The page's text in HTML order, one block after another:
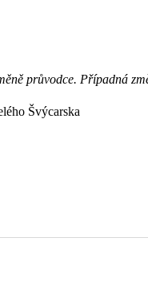
průvodce. Případná
Švýcarska